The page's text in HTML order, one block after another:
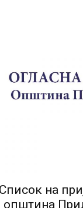
на
општина